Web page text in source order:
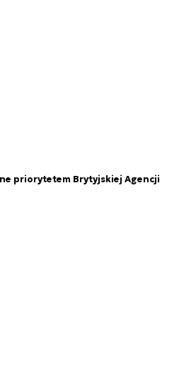
priorytetem Brytyjskiej Agencji